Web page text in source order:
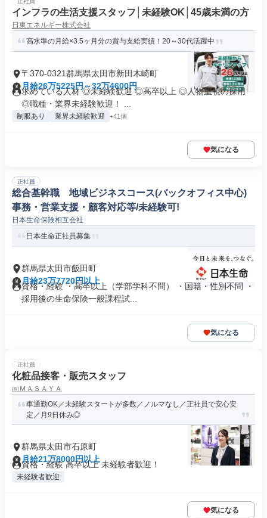
インフラの生活支援スタッフ│未経験OK│45歳未満の方
日東エネルギー株式会社
高水準の月給×3.5ヶ月分の賞与支給実績！20～30代活躍中
〒370-0321群馬県太田市新田木崎町
月給26万5225円～32万4600円
求めている人材 ◎未経験歓迎 ◎高卒以上 ◎人物重視の採用
◎職種・業界未経験歓迎！ ...
制服あり 業界未経験歓迎 +41個
気になる
正社員
総合基幹職 地域ビジネスコース(バックオフィス中心)
事務・営業支援・顧客対応等/未経験可!
日本生命保険相互会社
日本生命正社員募集
群馬県太田市飯田町
月給23万7720円以上
資格・経験 ・高卒以上（学部学科不問） ・国籍・性別不問 ・
採用後の生命保険一般課程試...
気になる
正社員
化粧品接客・販売スタッフ
㈱ＭＡＳＡＹＡ
車通勤OK／未経験スタートが多数／ノルマなし／正社員で安心安
定／月9日休み◎
群馬県太田市石原町
月給21万8000円以上
資格・経験 高卒以上 未経験者歓迎！
未経験者歓迎
気になる